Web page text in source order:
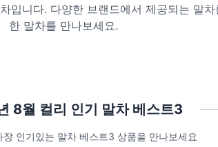
입니다. 다양한 브랜드에서 제공되는 말
한 말차를 만나보세요.
8월 컬리 인기 말차 베스트3
장 인기있는 말차 베스트3 상품을 만나보세요